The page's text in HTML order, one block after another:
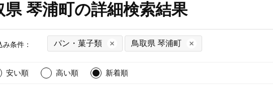
琴浦町の詳細検索結果
み条件： パン・菓子類 鳥取県 琴浦町
安い順 高い順 新着順